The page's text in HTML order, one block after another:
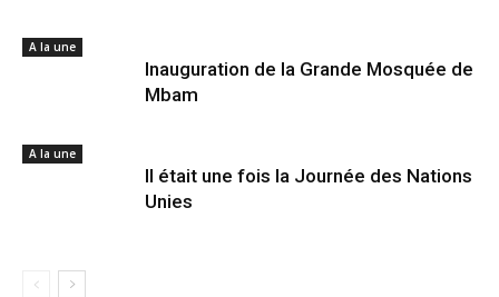
A la une
Inauguration de la Grande Mosquée de
Mbam
A la une
Il était une fois la Journée des Nations
Unies